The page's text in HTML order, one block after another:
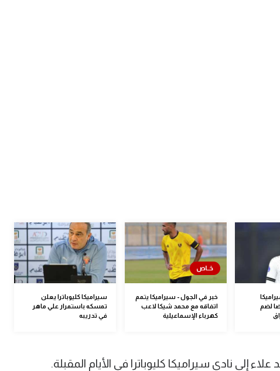
لضم
خبر في الجول - سيراميكا يتمم
اتفاقه مع محمد شيكا لاعب
كهرباء الإسماعيلية
سيراميكا كليوباترا يعلن
تمسكه باستمرار علي ماهر
في تدريبه
إلى نادي سيراميكا كليوباترا في الأيام المقبلة.